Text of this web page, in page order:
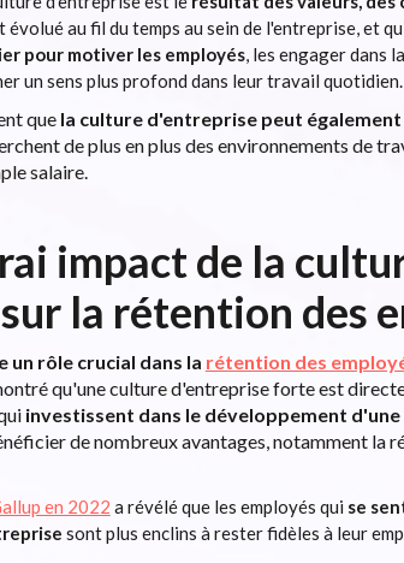
au fil du temps au sein de l'entreprise, et
pour motiver les employés, les engager dans
un sens plus profond dans leur travail quotidien.
que la culture d'entreprise peut
de plus en plus des environnements de
salaire.
impact de la
la rétention des
rôle crucial dans la rétention des
qu'une culture d'entreprise forte est
investissent dans le développement
de nombreux avantages, notamment la
en 2022 a révélé que les employés qui se
sont plus enclins à rester fidèles à leur